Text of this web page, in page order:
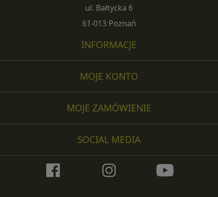
MOJE ZAMÓWIENIE
MOJE KONTO
ul. Bałtycka 6
61-013 Poznań
INFORMACJE
SOCIAL MEDIA